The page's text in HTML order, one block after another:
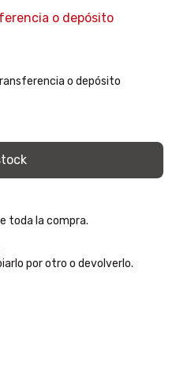
o depósito
o depósito
toda la compra.
por otro o devolverlo.